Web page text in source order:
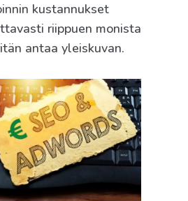
kustannukset
riippuen monista
antaa yleiskuvan.